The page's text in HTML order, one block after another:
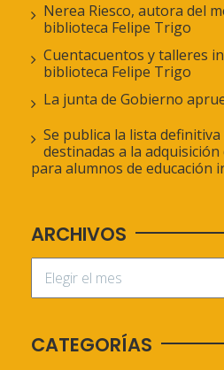
Nerea Riesco, autora del
biblioteca Felipe Trigo
Cuentacuentos y talleres
biblioteca Felipe Trigo
La junta de Gobierno
Se publica la lista definitiva
destinadas a la
para alumnos de educación
ARCHIVOS
CATEGORÍAS